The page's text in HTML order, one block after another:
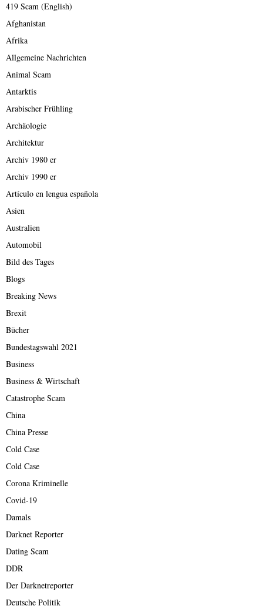
419 Scam (English)
Afghanistan
Afrika
Allgemeine Nachrichten
Animal Scam
Antarktis
Arabischer Frühling
Archäologie
Architektur
Archiv 1980 er
Archiv 1990 er
Artículo en lengua española
Asien
Australien
Automobil
Bild des Tages
Blogs
Breaking News
Brexit
Bücher
Bundestagswahl 2021
Business
Business & Wirtschaft
Catastrophe Scam
China
China Presse
Cold Case
Cold Case
Corona Kriminelle
Covid-19
Damals
Darknet Reporter
Dating Scam
DDR
Der Darknetreporter
Deutsche Politik